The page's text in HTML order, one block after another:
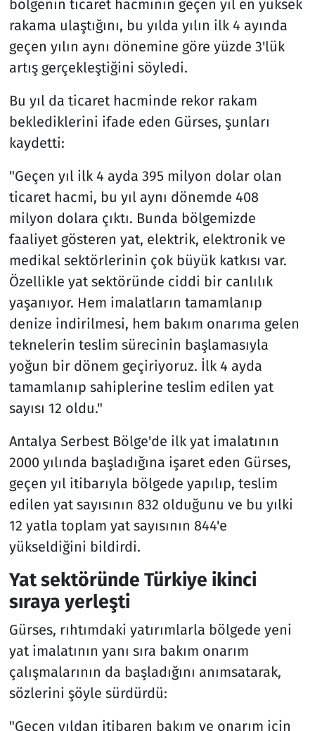
bölgenin ticaret hacminin geçen yıl en yüksek
rakama ulaştığını, bu yılda yılın ilk 4 ayında
geçen yılın aynı dönemine göre yüzde 3'lük
artış gerçekleştiğini söyledi.
Bu yıl da ticaret hacminde rekor rakam
beklediklerini ifade eden Gürses, şunları
kaydetti:
"Geçen yıl ilk 4 ayda 395 milyon dolar olan
ticaret hacmi, bu yıl aynı dönemde 408
milyon dolara çıktı. Bunda bölgemizde
faaliyet gösteren yat, elektrik, elektronik ve
medikal sektörlerinin çok büyük katkısı var.
Özellikle yat sektöründe ciddi bir canlılık
yaşanıyor. Hem imalatların tamamlanıp
denize indirilmesi, hem bakım onarıma gelen
teknelerin teslim sürecinin başlamasıyla
yoğun bir dönem geçiriyoruz. İlk 4 ayda
tamamlanıp sahiplerine teslim edilen yat
sayısı 12 oldu."
Antalya Serbest Bölge'de ilk yat imalatının
2000 yılında başladığına işaret eden Gürses,
geçen yıl itibarıyla bölgede yapılıp, teslim
edilen yat sayısının 832 olduğunu ve bu yılki
12 yatla toplam yat sayısının 844'e
yükseldiğini bildirdi.
Yat sektöründe Türkiye ikinci
sıraya yerleşti
Gürses, rıhtımdaki yatırımlarla bölgede yeni
yat imalatının yanı sıra bakım onarım
çalışmalarının da başladığını anımsatarak,
sözlerini şöyle sürdürdü:
"Geçen yıldan itibaren bakım ve onarım için